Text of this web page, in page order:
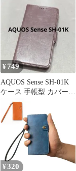
¥ 749
AQUOS Sense SH-01K
ケース 手帳型 カバー
ピンク
¥ 320